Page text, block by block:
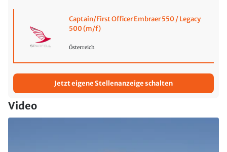
Captain/First Officer Embraer 550 / Legacy
500 (m/f)
Österreich
Jetzt eigene Stellenanzeige schalten
Video